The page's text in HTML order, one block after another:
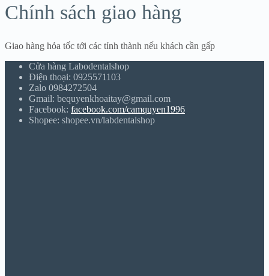
Chính sách giao hàng
Giao hàng hỏa tốc tới các tỉnh thành nếu khách cần gấp
Cửa hàng Labodentalshop
Điện thoại: 0925571103
Zalo 0984272504
Gmail: bequyenkhoaitay@gmail.com
Facebook: facebook.com/camquyen1996
Shopee: shopee.vn/labdentalshop